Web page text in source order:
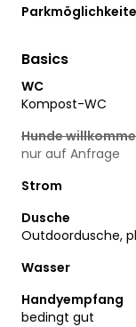
Basics
WC
Kompost-WC
Hunde
nur auf Anfrage
Strom
Dusche
Outdoordusche,
Wasser
Handyempfang
bedingt gut